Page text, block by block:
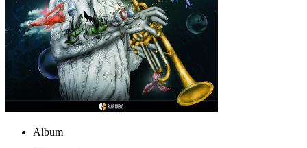
Album